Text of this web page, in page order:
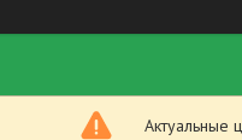
Актуальные